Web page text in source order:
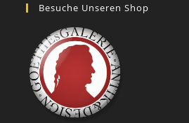
Besuche Unseren Shop